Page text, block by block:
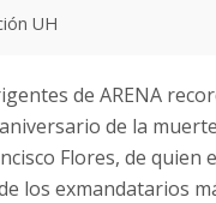
UH
de ARENA
de la
Flores, de quien
los exmandatarios